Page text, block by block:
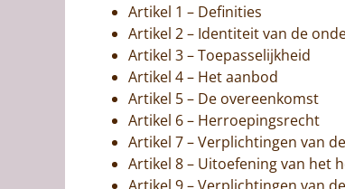
Artikel 1 – Definities
Artikel 2 – Identiteit van de
Artikel 3 – Toepasselijkheid
Artikel 4 – Het aanbod
Artikel 5 – De overeenkomst
Artikel 6 – Herroepingsrecht
Artikel 7 – Verplichtingen van
Artikel 8 – Uitoefening van het